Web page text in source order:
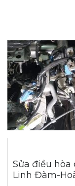
Sửa điều hòa
Linh Đàm-